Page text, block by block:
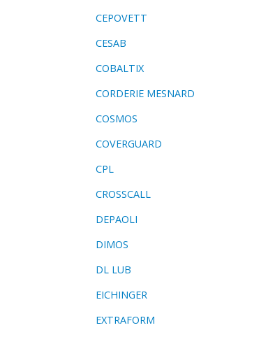
CEPOVETT
CESAB
COBALTIX
CORDERIE MESNARD
COSMOS
COVERGUARD
CPL
CROSSCALL
DEPAOLI
DIMOS
DL LUB
EICHINGER
EXTRAFORM